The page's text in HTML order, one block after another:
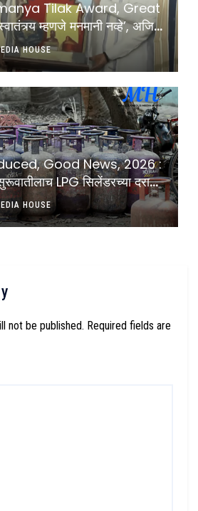
Tilak Award, Great
म्हणजे मनमानी नव्हे’, अजित
तरूणांना सल्ला, स्वातंत्र्याचा खरा
Ajit Doval Message To Gen
Tilak Award ;
HOUSE
Good News, 2026 :
LPG सिलेंडरच्या दरात
केला स्वस्त :
Cylinder Prices
HOUSE
not be published. Required fields are